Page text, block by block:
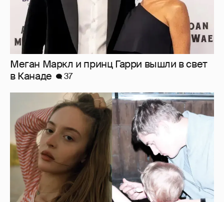
Меган Маркл и принц Гарри вышли в свет
в Канаде
37